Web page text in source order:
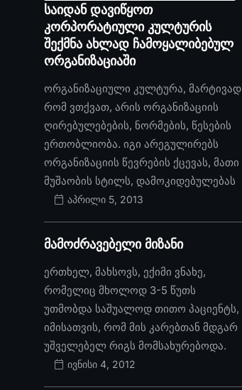
საიდან დავიწყოთ
კორპორატიული კულტურის
შექმნა ახლად ჩამოყალიბებულ
ორგანიზაციაში
ორგანიზაციული კულტურა, მარტივად
რომ ვთქვათ, არის ორგანიზაციის
ღირებულებების, ნორმების, წესების
ერთობლიობა. იგი არეგულირებს
ორგანიზაციის წევრების ქცევას, მათი
მუშაობის სტილს, დამოკიდებულებას
აპრილი 5, 2013
მამოძრავებელი მიზანი
ერთხელ, მახსოვს, ექიმი ვნახე,
რომელიც მხოლოდ 3-5 წუთს
უთმობდა საშუალოდ თითო პაციენტს,
იმისათვის, რომ მის კარებთან მდგარ
უშველებელ რიგს მომსახურებოდა.
ივნისი 4, 2012